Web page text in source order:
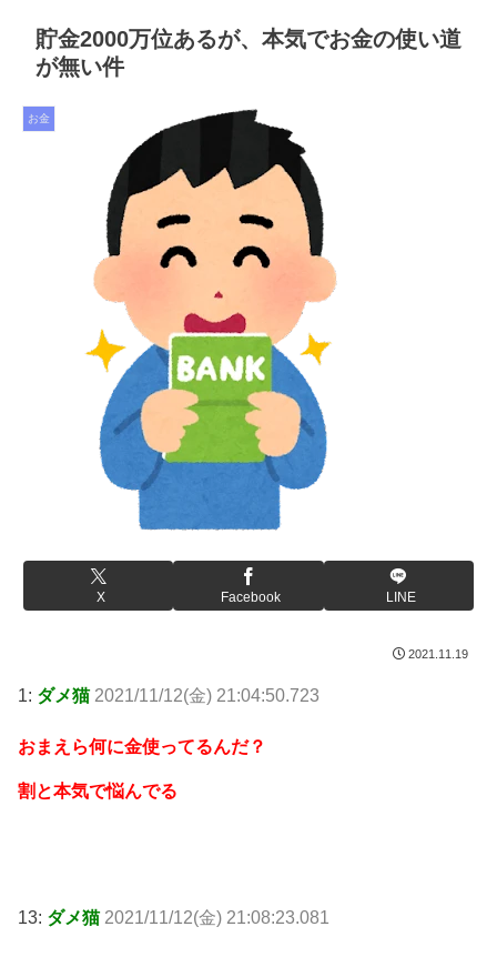
貯金2000万位あるが、本気でお金の使い道
が無い件
お金
X Facebook LINE
2021.11.19
1: ダメ猫 2021/11/12(金) 21:04:50.723
おまえら何に金使ってるんだ？
割と本気で悩んでる
13: ダメ猫 2021/11/12(金) 21:08:23.081